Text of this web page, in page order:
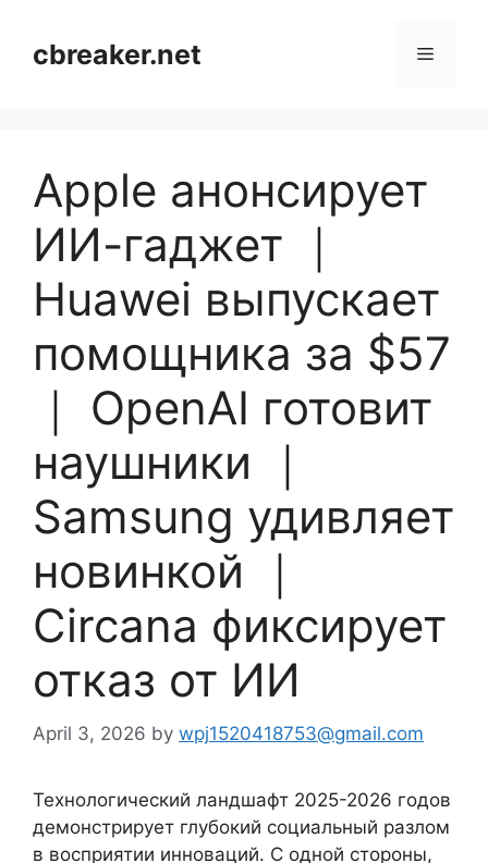
contentcbreaker.net Menu
Apple анонсирует
ИИ-гаджет ｜
Huawei выпускает
помощника за $57
｜ OpenAI готовит
наушники ｜
Samsung удивляет
новинкой ｜
Circana фиксирует
отказ от ИИ
April 3, 2026 by wpj1520418753@gmail.com
Технологический ландшафт 2025-2026 годов
демонстрирует глубокий социальный разлом
в восприятии инноваций. С одной стороны,